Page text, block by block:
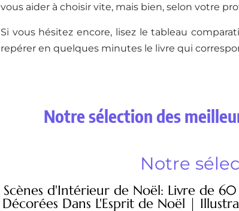
vous aider à choisir vite, mais bien, selon votre
Si vous hésitez encore, lisez le tableau
repérer en quelques minutes le livre qui
Notre sélection des
Notre
Scènes d'Intérieur de Noël: Livre de
Décorées Dans L'Esprit de Noël |